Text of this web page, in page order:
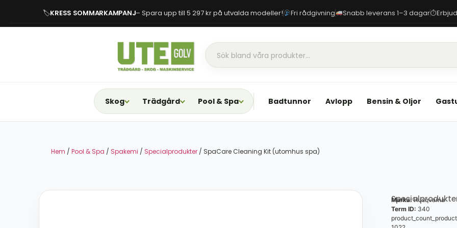
🏷KRESS SOMMARKAMPANJ– Spara upp till 5 297 kr på utvalda modeller! Fri rådgivning Snabb leverans 1–3 dagar⏱
Skog Trädgård Pool & Spa Badtunnor Avlopp Bensin & Oljor
Hem / Pool & Spa / Spakemi / Specialprodukter / SpaCare Cleaning Kit (utomhus spa)
Marka:Husqvarna
Term ID: 340